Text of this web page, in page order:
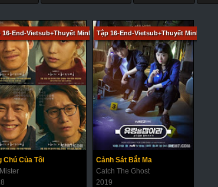
16-End-Vietsub+Thuyết Minh
Chú Của Tôi
Tập 16-End-Vietsub+Thuyết Minh
Cảnh Sát Bắt Ma
Catch The Ghost
2019